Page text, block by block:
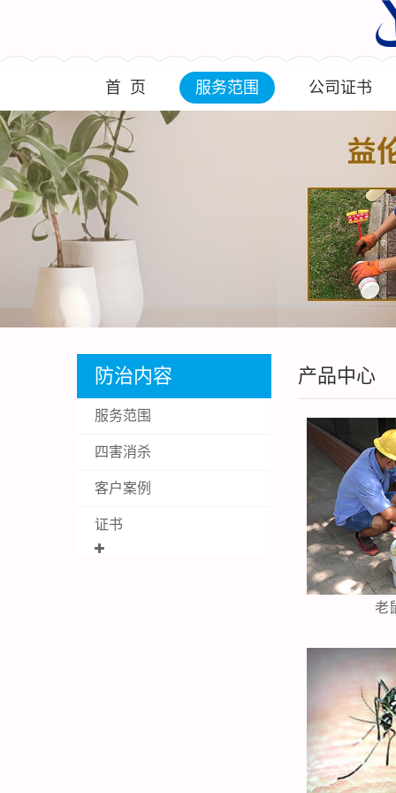
首 页 服务范围 公司证书
防治内容
服务范围
四害消杀
客户案例
证书
产品中心
老